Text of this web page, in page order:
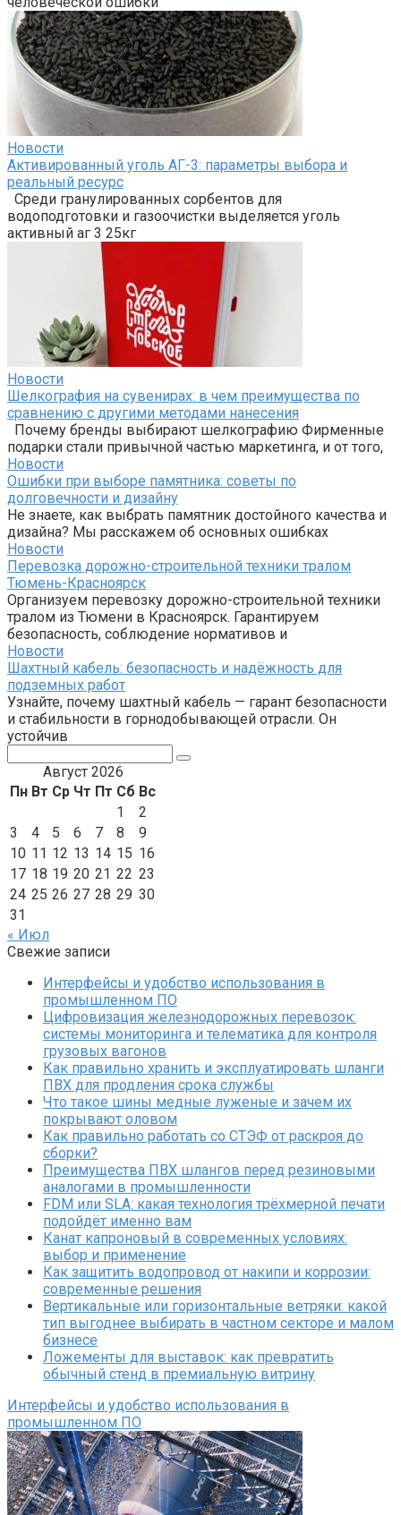
Новости
Активированный уголь АГ-3: параметры выбора и
реальный ресурс
Среди гранулированных сорбентов для
водоподготовки и газоочистки выделяется уголь
активный аг 3 25кг
Новости
Шелкография на сувенирах: в чем преимущества по
сравнению с другими методами нанесения
Почему бренды выбирают шелкографию Фирменные
подарки стали привычной частью маркетинга, и от того,
Новости
Ошибки при выборе памятника: советы по
долговечности и дизайну
Не знаете, как выбрать памятник достойного качества и
дизайна? Мы расскажем об основных ошибках
Новости
Перевозка дорожно-строительной техники тралом
Тюмень-Красноярск
Организуем перевозку дорожно-строительной техники
тралом из Тюмени в Красноярск. Гарантируем
безопасность, соблюдение нормативов и
Новости
Шахтный кабель: безопасность и надёжность для
подземных работ
Узнайте, почему шахтный кабель — гарант безопасности
и стабильности в горнодобывающей отрасли. Он
устойчив
Август 2026
Пн Вт Ср Чт Пт Сб Вс
1
2
3
4 5 6 7 8
9
10 11 12 13 14 15 16
17 18 19 20 21 22 23
24 25 26 27 28 29 30
31
« Июл
Свежие записи
Интерфейсы и удобство использования в
промышленном ПО
Цифровизация железнодорожных перевозок:
системы мониторинга и телематика для контроля
грузовых вагонов
Как правильно хранить и эксплуатировать шланги
ПВХ для продления срока службы
Что такое шины медные луженые и зачем их
покрывают оловом
Как правильно работать со СТЭФ от раскроя до
сборки?
Преимущества ПВХ шлангов перед резиновыми
аналогами в промышленности
FDM или SLA: какая технология трёхмерной печати
подойдёт именно вам
Канат капроновый в современных условиях:
выбор и применение
Как защитить водопровод от накипи и коррозии:
современные решения
Вертикальные или горизонтальные ветряки: какой
тип выгоднее выбирать в частном секторе и малом
бизнесе
Ложементы для выставок: как превратить
обычный стенд в премиальную витрину
Интерфейсы и удобство использования в
промышленном ПО